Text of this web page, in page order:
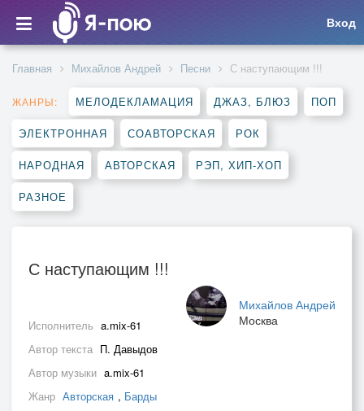
Вход
Главная Михайлов Андрей Песни С наступающим !!!
ЖАНРЫ: МЕЛОДЕКЛАМАЦИЯ ДЖАЗ, БЛЮЗ ПОП
ЭЛЕКТРОННАЯ СОАВТОРСКАЯ РОК
НАРОДНАЯ АВТОРСКАЯ РЭП, ХИП-ХОП
РАЗНОЕ
С наступающим !!!
Михайлов Андрей
Москва
Исполнитель a.mix-61
Автор текста П. Давыдов
Автор музыки a.mix-61
Жанр Авторская , Барды